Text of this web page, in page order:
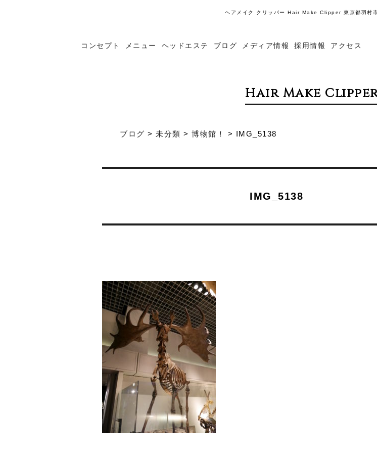
ヘアメイク クリッパー Hair Make Clipper 東京都羽村
コンセプト メニュー ヘッドエステ ブログ メディア情報 採用情報 アクセス
Hair Make
ブログ > 未分類 > 博物館！ > IMG_5138
IMG_5138